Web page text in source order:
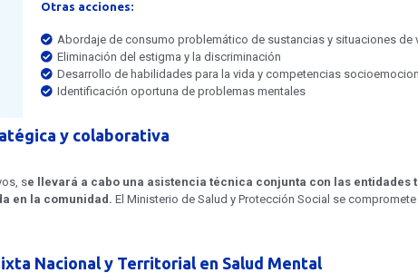
Otras acciones:
Abordaje de consumo problemático de sustancias y situaciones de
Eliminación del estigma y la discriminación
Desarrollo de habilidades para la vida y competencias
Identificación oportuna de problemas mentales
y colaborativa
se llevará a cabo una asistencia técnica conjunta con las
en la comunidad. El Ministerio de Salud y Protección Social se
Nacional y Territorial en Salud Mental